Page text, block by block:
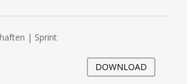
| Sprint
DOWNLOAD